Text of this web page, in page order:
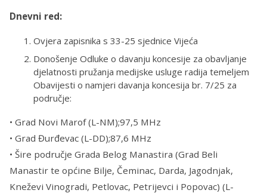
Dnevni red:
Ovjera zapisnika s 33-25 sjednice Vijeća
Donošenje Odluke o davanju koncesije za obavljanje
djelatnosti pružanja medijske usluge radija temeljem
Obavijesti o namjeri davanja koncesija br. 7/25 za
područje:
• Grad Novi Marof (L-NM);97,5 MHz
• Grad Đurđevac (L-DD);87,6 MHz
• Šire područje Grada Belog Manastira (Grad Beli
Manastir te općine Bilje, Čeminac, Darda, Jagodnjak,
Kneževi Vinogradi, Petlovac, Petrijevci i Popovac) (L-